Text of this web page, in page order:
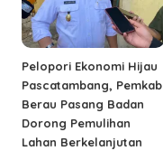
Pelopori Ekonomi Hijau
Pascatambang, Pemkab
Berau Pasang Badan
Dorong Pemulihan
Lahan Berkelanjutan